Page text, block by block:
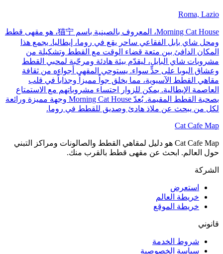
Roma, Lazio
Morning Cat House، المعروف بالصينية باسم 猫宁، هو مقهى قطط
ومحل شاي بابل الفقاعي ساحر يقع في روما، إيطاليا. يجمع هذا
المكان الدافئ بين متعة قضاء الوقت مع القطط وتشكيلة من
مشروبات شاي البابل، ليقدّم بيئة هادئة ومرحّبة لمحبي القطط
وعشاق البوبا على حدٍّ سواء. يستوحي المقهى أجواءه من ثقافة
مقاهي القطط الآسيوية، مما يخلق جواً مميزاً وجذاباً في قلب
العاصمة الإيطالية. يمكن للزوار احتساء مشروباتهم مع الاستمتاع
بصحبة القطط المقيمة. يُعدّ Morning Cat House وجهة مميزة ورائعة
لكل من يبحث عن ملاذ هادئ وصديق للقطط في روما.
Cat Cafe Map
Cat Cafe Map هو دليل لمقاهي القطط والصالونات ومراكز التبني
حول العالم. ابحث عن مقهى قطط بالقرب منك.
الشركة
استعرض
خريطة العالم
خريطة الموقع
قانوني
شروط الخدمة
سياسة الخصوصية